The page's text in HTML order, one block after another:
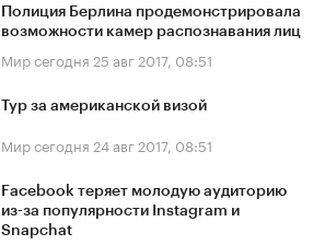
Полиция Берлина продемонстрировала
возможности камер распознавания лиц
Мир сегодня 25 авг 2017, 08:51
Тур за американской визой
Мир сегодня 24 авг 2017, 08:51
Facebook теряет молодую аудиторию
из-за популярности Instagram и
Snapchat